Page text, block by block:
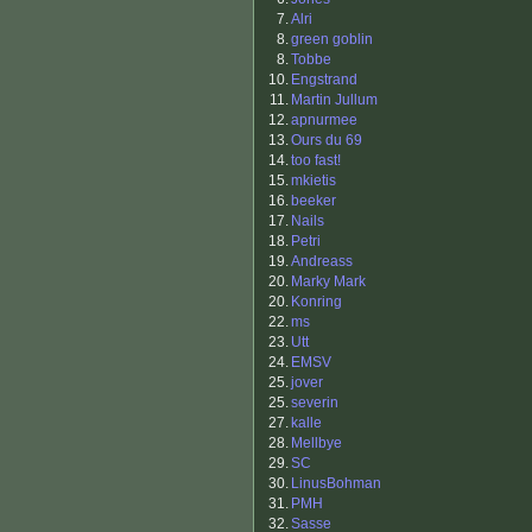
7.Alri
8.green goblin
8.Tobbe
10. Engstrand
11. Martin Jullum
12.apnurmee
13.Ours du 69
14.too fast!
15.mkietis
16. beeker
17. Nails
18. Petri
19.Andreass
20. Marky Mark
20. Konring
22.ms
23. Utt
24. EMSV
25.jover
25.severin
27. kalle
28. Mellbye
29.SC
30. LinusBohman
31. PMH
32.Sasse